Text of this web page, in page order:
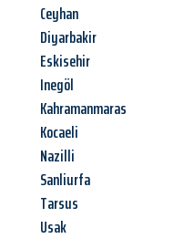
Ceyhan
Diyarbakir
Eskisehir
Inegöl
Kahramanmaras
Kocaeli
Nazilli
Sanliurfa
Tarsus
Usak